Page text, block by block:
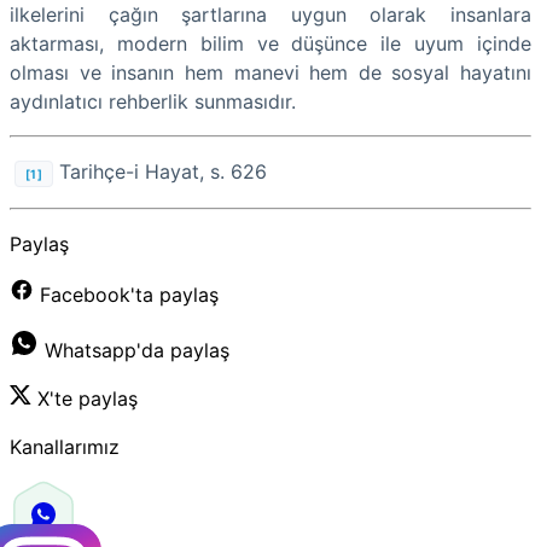
ilkelerini çağın şartlarına uygun olarak insanlara
aktarması, modern bilim ve düşünce ile uyum içinde
olması ve insanın hem manevi hem de sosyal hayatını
aydınlatıcı rehberlik sunmasıdır.
[1] Tarihçe-i Hayat, s. 626
Paylaş
Facebook'ta paylaş
Whatsapp'da paylaş
X'te paylaş
Kanallarımız